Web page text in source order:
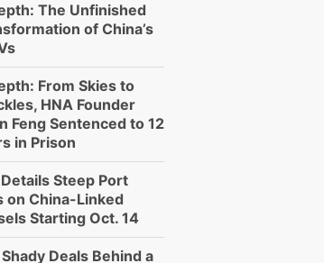
The Unfinished
of China’s
From Skies to
HNA Founder
Feng Sentenced to 12
in Prison
Details Steep Port
on China-Linked
Starting Oct. 14
Deals Behind a